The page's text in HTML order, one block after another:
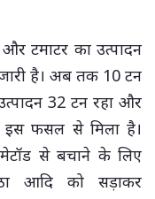
टमाटर का उत्पादन
है। अब तक 10 टन
32 टन रहा और
फसल से मिला है।
से बचाने के लिए
आदि को सड़ाकर